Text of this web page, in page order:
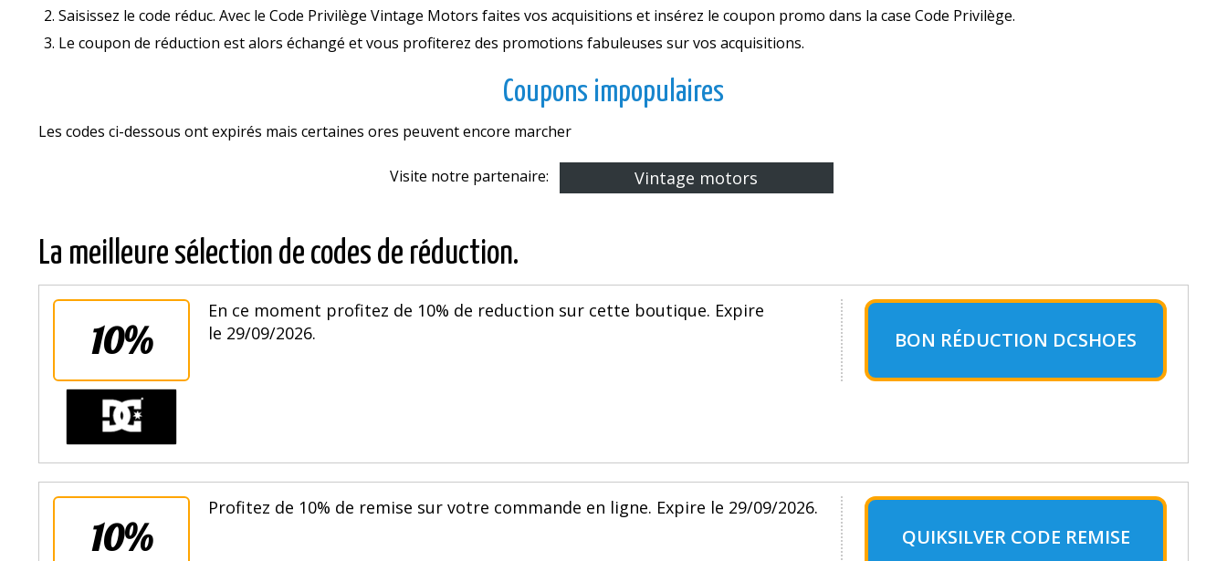
Saisissez le code réduc. Avec le Code Privilège Vintage Motors faites vos acquisitions et insérez le coupon promo dans la case Code Privilège.
Le coupon de réduction est alors échangé et vous profiterez des promotions fabuleuses sur vos acquisitions.
Coupons impopulaires
Les codes ci-dessous ont expirés mais certaines offres peuvent encore marcher
Visite notre partenaire: Vintage motors
La meilleure sélection de codes de réduction.
10%
En ce moment profitez de 10% de reduction sur cette boutique. Expire
le 29/09/2026.
BON RÉDUCTION DCSHOES
10%
Profitez de 10% de remise sur votre commande en ligne. Expire le 29/09/2026.
QUIKSILVER CODE REMISE